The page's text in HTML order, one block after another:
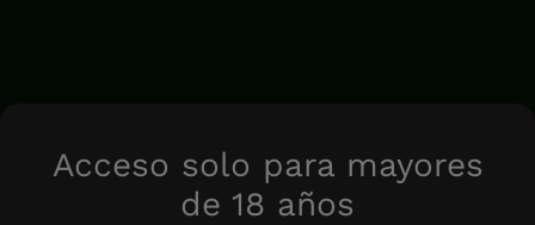
Acceso solo para mayores
de 18 años